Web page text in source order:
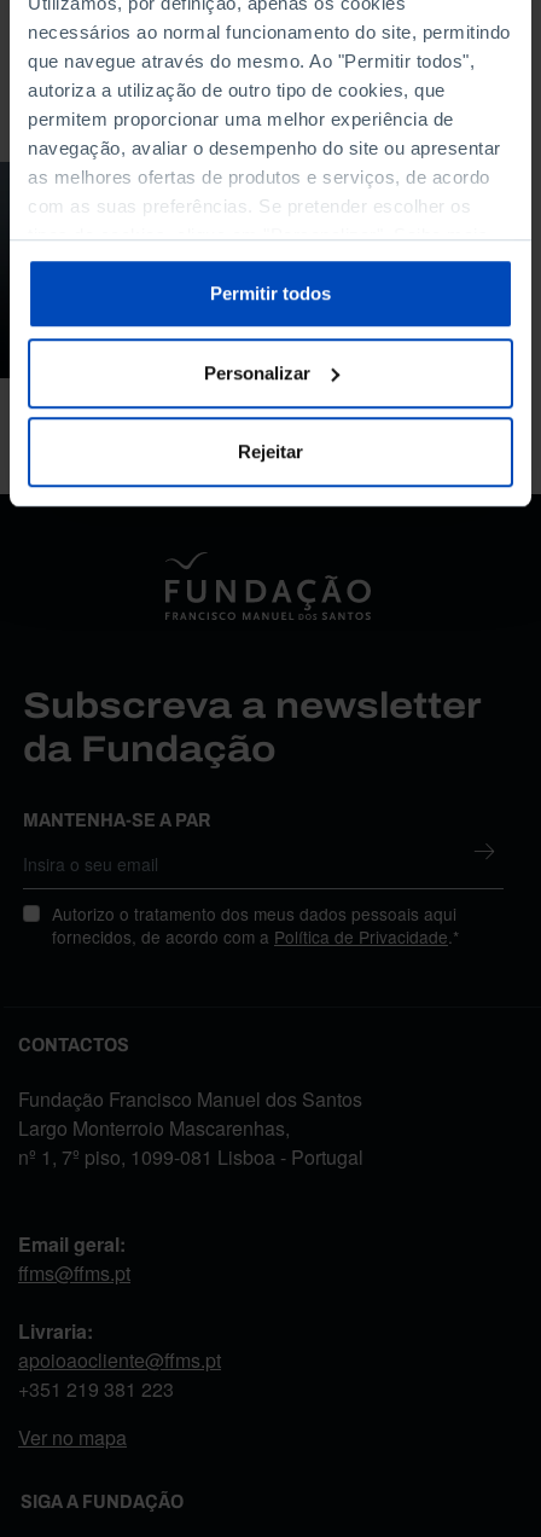
necessários ao normal funcionamento do site, permitindo
que navegue através do mesmo. Ao "Permitir todos",
autoriza a utilização de outro tipo de cookies, que
permitem proporcionar uma melhor experiência de
navegação, avaliar o desempenho do site ou apresentar
as melhores ofertas de produtos e serviços, de acordo
com as suas preferências. Se pretender escolher os
tipos de cookies, clique em "Personalizar". Saiba mais
sobre cookies através da gestão de preferências ou da
Política de Cookies.
Permitir todos
Personalizar
Rejeitar
Para pesquisar uma expressão coloque-a entre aspas
PODCAST
O que está a mudar
na defesa da Europa?
73 MIN
Subscreva a newsletter
da Fundação
MANTENHA-SE A PAR
Autorizo o tratamento dos meus dados pessoais aqui
fornecidos, de acordo com a Política de Privacidade .*
CONTACTOS
Fundação Francisco Manuel dos Santos
Largo Monterroio Mascarenhas,
nº 1, 7º piso, 1099-081 Lisboa - Portugal
Email geral:
ffms@ffms.pt
Livraria:
apoioaocliente@ffms.pt
+351 219 381 223
Ver no mapa
SIGA A FUNDAÇÃO